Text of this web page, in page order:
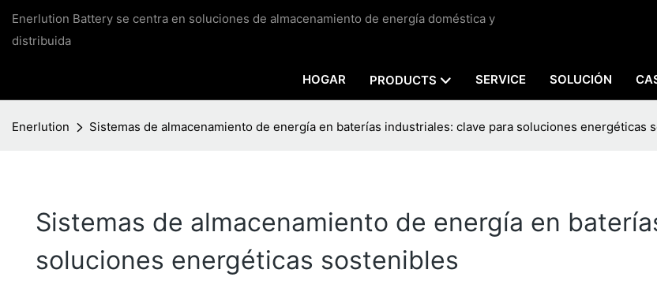
Enerlution Battery se centra en soluciones de almacenamiento de energía doméstica y
distribuida
HOGAR PRODUCTS SERVICE SOLUCIÓN
Enerlution Sistemas de almacenamiento de energía en baterías industriales: clave para soluciones energéticas
Sistemas de almacenamiento de energía en
soluciones energéticas sostenibles